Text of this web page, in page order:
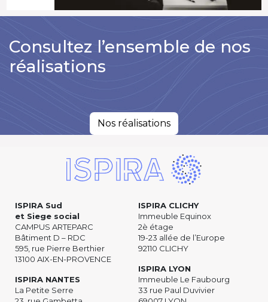
Consultez l’ensemble de nos
réalisations
Nos réalisations
ISPIRA Sud
et Siege social
CAMPUS ARTEPARC
Bâtiment D – RDC
595, rue Pierre Berthier
13100 AIX-EN-PROVENCE
ISPIRA NANTES
La Petite Serre
ISPIRA CLICHY
Immeuble Equinox
2è étage
19-23 allée de l’Europe
92110 CLICHY
ISPIRA LYON
Immeuble Le Faubourg
33 rue Paul Duvivier